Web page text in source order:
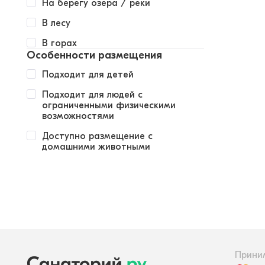
На берегу озера / реки
В лесу
В горах
Особенности размещения
Подходит для детей
Подходит для людей с
ограниченными физическими
возможностями
Доступно размещение с
домашними животными